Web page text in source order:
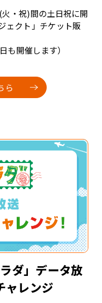
・祝)間の土日祝に開
ェクト」チケット販
も開催します）
ら
ダ」データ放
ャレンジ